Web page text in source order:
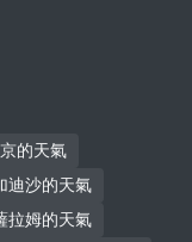
的天氣
沙的天氣
姆的天氣